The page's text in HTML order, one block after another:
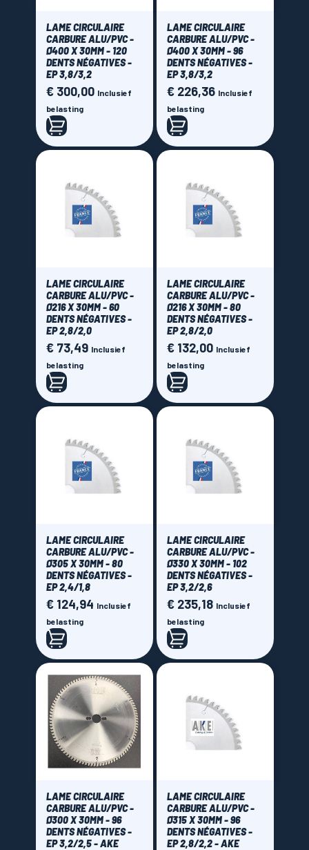
LAME CIRCULAIRE
CARBURE ALU/PVC -
Ø400 X 30MM - 120
DENTS NÉGATIVES -
EP 3,8/3,2
Prijs
€ 300,00 Inclusief
belasting
LAME CIRCULAIRE
CARBURE ALU/PVC -
Ø400 X 30MM - 96
DENTS NÉGATIVES -
EP 3,8/3,2
Prijs
€ 226,36 Inclusief
belasting
LAME CIRCULAIRE
CARBURE ALU/PVC -
Ø216 X 30MM - 60
DENTS NÉGATIVES -
EP 2,8/2,0
Prijs
€ 73,49 Inclusief
belasting
LAME CIRCULAIRE
CARBURE ALU/PVC -
Ø216 X 30MM - 80
DENTS NÉGATIVES -
EP 2,8/2,0
Prijs
€ 132,00 Inclusief
belasting
LAME CIRCULAIRE
CARBURE ALU/PVC -
Ø305 X 30MM - 80
DENTS NÉGATIVES -
EP 2,4/1,8
Prijs
€ 124,94 Inclusief
belasting
LAME CIRCULAIRE
CARBURE ALU/PVC -
Ø330 X 30MM - 102
DENTS NÉGATIVES -
EP 3,2/2,6
Prijs
€ 235,18 Inclusief
belasting
LAME CIRCULAIRE
CARBURE ALU/PVC -
Ø300 X 30MM - 96
DENTS NÉGATIVES -
EP 3,2/2,5 - AKE
LAME CIRCULAIRE
CARBURE ALU/PVC -
Ø315 X 30MM - 96
DENTS NÉGATIVES -
EP 2,8/2,2 - AKE